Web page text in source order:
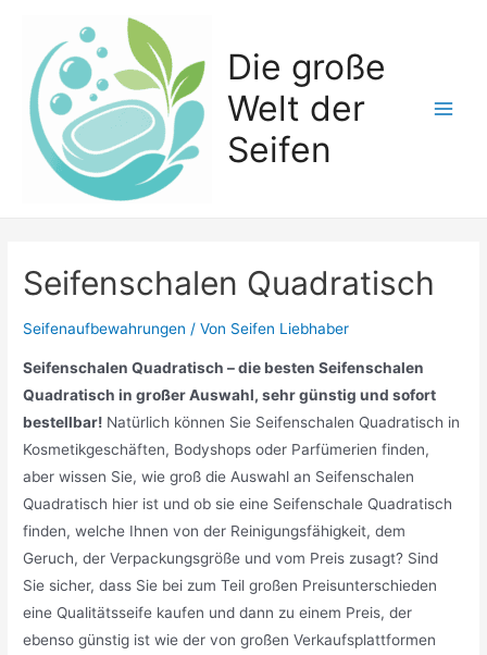
springen
Die große
Welt der
Seifen
Seifenschalen Quadratisch
Seifenaufbewahrungen / Von Seifen Liebhaber
Seifenschalen Quadratisch – die besten Seifenschalen
Quadratisch in großer Auswahl, sehr günstig und sofort
bestellbar! Natürlich können Sie Seifenschalen Quadratisch in
Kosmetikgeschäften, Bodyshops oder Parfümerien finden,
aber wissen Sie, wie groß die Auswahl an Seifenschalen
Quadratisch hier ist und ob sie eine Seifenschale Quadratisch
finden, welche Ihnen von der Reinigungsfähigkeit, dem
Geruch, der Verpackungsgröße und vom Preis zusagt? Sind
Sie sicher, dass Sie bei zum Teil großen Preisunterschieden
eine Qualitätsseife kaufen und dann zu einem Preis, der
ebenso günstig ist wie der von großen Verkaufsplattformen